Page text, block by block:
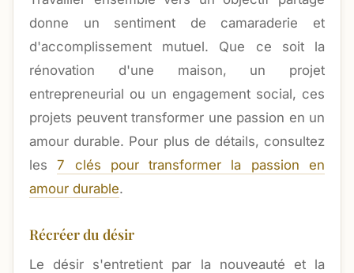
donne un sentiment de camaraderie et
d'accomplissement mutuel. Que ce soit la
rénovation d'une maison, un projet
entrepreneurial ou un engagement social, ces
projets peuvent transformer une passion en un
amour durable. Pour plus de détails, consultez
les7 clés pour transformer la passion en
amour durable.
Récréer du désir
Le désir s'entretient par la nouveauté et la